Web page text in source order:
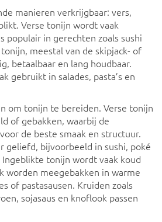
manieren verkrijgbaar: vers,
Verse tonijn wordt vaak
populair in gerechten zoals sushi
meestal van de skipjack- of
betaalbaar en lang houdbaar.
gebruikt in salades, pasta’s en
om tonijn te bereiden. Verse tonijn
of gebakken, waarbij de
de beste smaak en structuur.
geliefd, bijvoorbeeld in sushi, poké
Ingeblikte tonijn wordt vaak koud
worden meegebakken in warme
of pastasausen. Kruiden zoals
sojasaus en knoflook passen